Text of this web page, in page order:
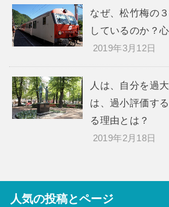
なぜ、松竹梅の
しているのか？
2019年3月12日
人は、自分を過
は、過小評価す
る理由とは？
2019年2月18日
人気の投稿とページ